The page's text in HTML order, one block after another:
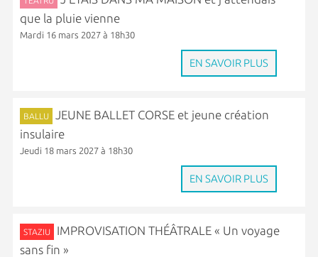
que la pluie vienne
Mardi 16 mars 2027 à 18h30
EN SAVOIR PLUS
BALLU
JEUNE BALLET CORSE et jeune création
insulaire
Jeudi 18 mars 2027 à 18h30
EN SAVOIR PLUS
STAZIU
IMPROVISATION THÉÂTRALE « Un voyage
sans fin »